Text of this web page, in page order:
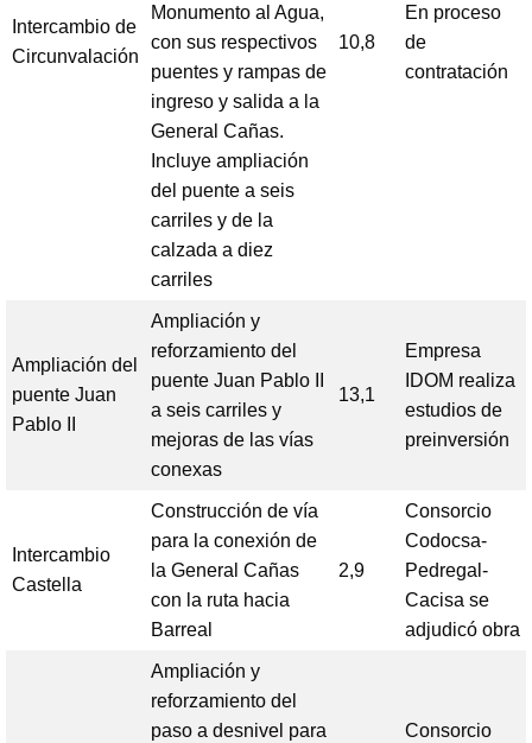
Intercambio de
Circunvalación
Monumento al Agua,
con sus respectivos
puentes y rampas de
ingreso y salida a la
General Cañas.
Incluye ampliación
del puente a seis
carriles y de la
calzada a diez
carriles
10,8
En proceso
de
contratación
Ampliación del
puente Juan
Pablo II
Ampliación y
reforzamiento del
puente Juan Pablo II
a seis carriles y
mejoras de las vías
conexas
13,1
Empresa
IDOM realiza
estudios de
preinversión
Intercambio
Castella
Construcción de vía
para la conexión de
la General Cañas
con la ruta hacia
Barreal
2,9
Consorcio
Codocsa-
Pedregal-
Cacisa se
adjudicó obra
Ampliación y
reforzamiento del
paso a desnivel para
Consorcio